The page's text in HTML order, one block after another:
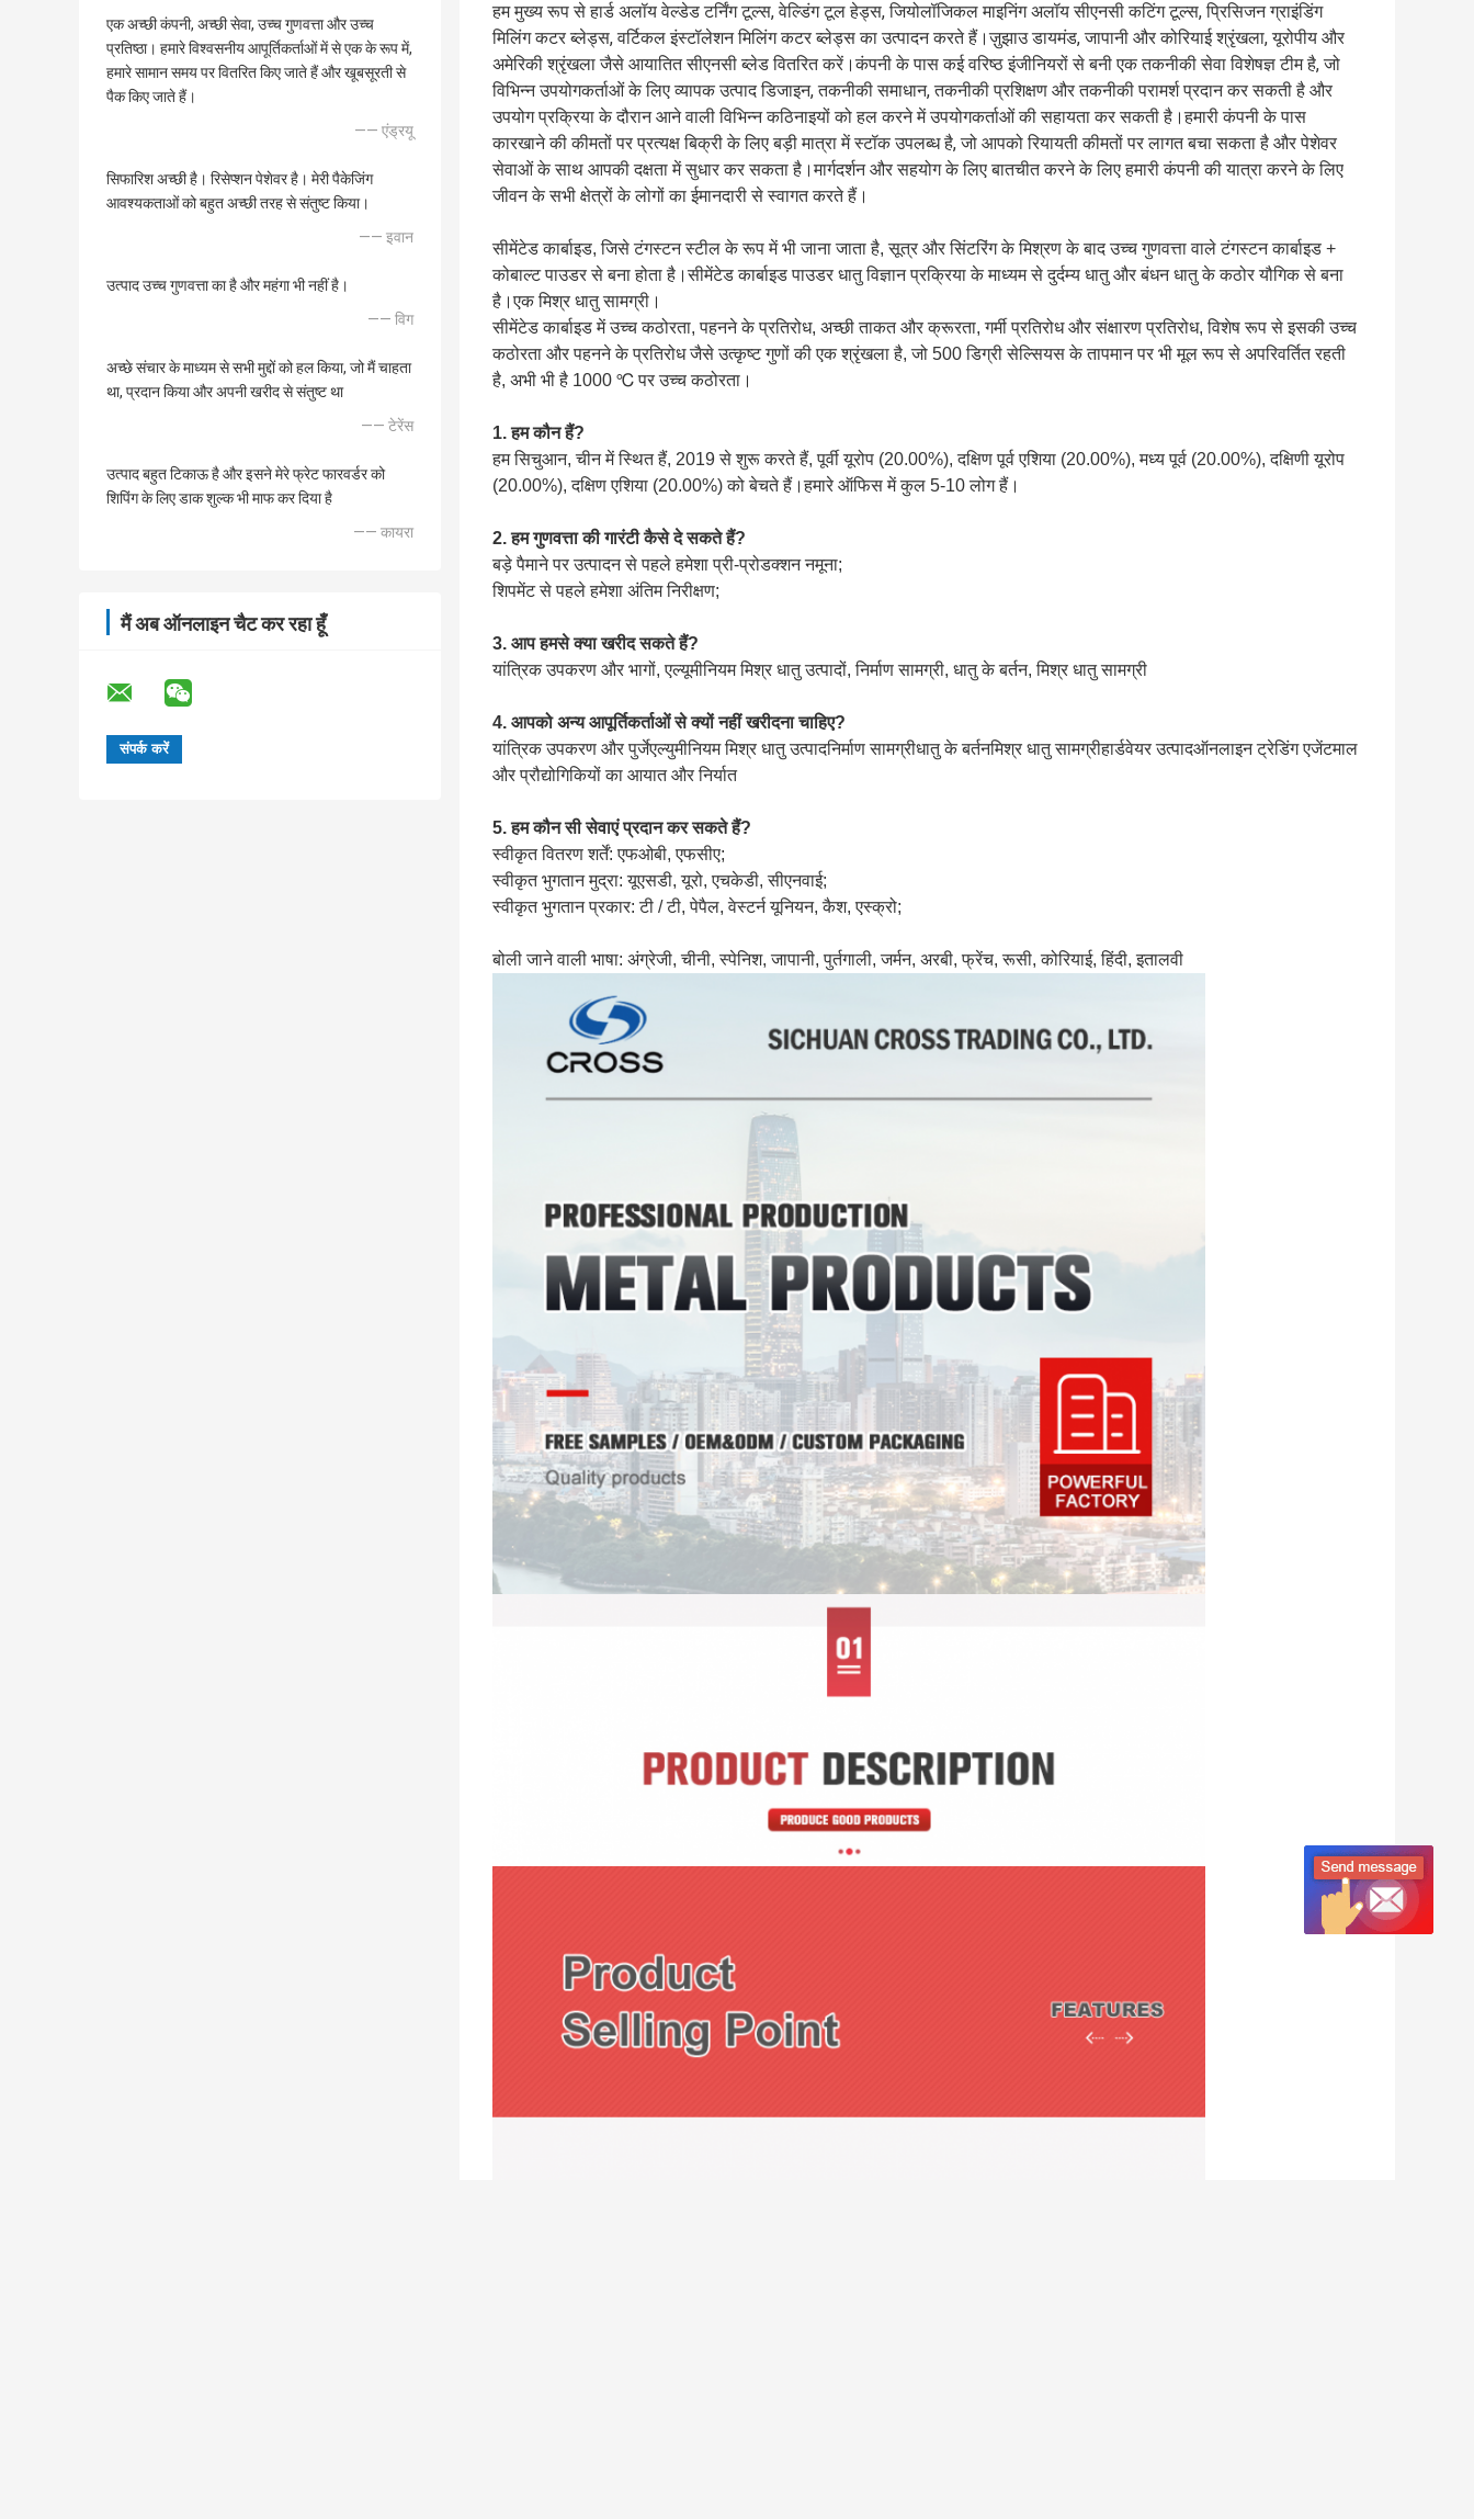
एक अच्छी कंपनी, अच्छी सेवा, उच्च गुणवत्ता और उच्च
प्रतिष्ठा। हमारे विश्वसनीय आपूर्तिकर्ताओं में से एक के रूप में,
हमारे सामान समय पर वितरित किए जाते हैं और खूबसूरती से
पैक किए जाते हैं।
—— एंड्रयू
सिफारिश अच्छी है। रिसेप्शन पेशेवर है। मेरी पैकेजिंग
आवश्यकताओं को बहुत अच्छी तरह से संतुष्ट किया।
—— इवान
उत्पाद उच्च गुणवत्ता का है और महंगा भी नहीं है।
—— विग
अच्छे संचार के माध्यम से सभी मुद्दों को हल किया, जो मैं चाहता
था, प्रदान किया और अपनी खरीद से संतुष्ट था
—— टेरेंस
उत्पाद बहुत टिकाऊ है और इसने मेरे फ्रेट फारवर्डर को
शिपिंग के लिए डाक शुल्क भी माफ कर दिया है
—— कायरा
मैं अब ऑनलाइन चैट कर रहा हूँ
हम मुख्य रूप से हार्ड अलॉय वेल्डेड टर्निंग टूल्स, वेल्डिंग टूल हेड्स, जियोलॉजिकल माइनिंग अलॉय सीएनसी कटिंग टूल्स, प्रिसिजन ग्राइंडिंग
मिलिंग कटर ब्लेड्स, वर्टिकल इंस्टॉलेशन मिलिंग कटर ब्लेड्स का उत्पादन करते हैं।ज़ुझाउ डायमंड, जापानी और कोरियाई श्रृंखला, यूरोपीय और
अमेरिकी श्रृंखला जैसे आयातित सीएनसी ब्लेड वितरित करें।कंपनी के पास कई वरिष्ठ इंजीनियरों से बनी एक तकनीकी सेवा विशेषज्ञ टीम है, जो
विभिन्न उपयोगकर्ताओं के लिए व्यापक उत्पाद डिजाइन, तकनीकी समाधान, तकनीकी प्रशिक्षण और तकनीकी परामर्श प्रदान कर सकती है और
उपयोग प्रक्रिया के दौरान आने वाली विभिन्न कठिनाइयों को हल करने में उपयोगकर्ताओं की सहायता कर सकती है।हमारी कंपनी के पास
कारखाने की कीमतों पर प्रत्यक्ष बिक्री के लिए बड़ी मात्रा में स्टॉक उपलब्ध है, जो आपको रियायती कीमतों पर लागत बचा सकता है और पेशेवर
सेवाओं के साथ आपकी दक्षता में सुधार कर सकता है।मार्गदर्शन और सहयोग के लिए बातचीत करने के लिए हमारी कंपनी की यात्रा करने के लिए
जीवन के सभी क्षेत्रों के लोगों का ईमानदारी से स्वागत करते हैं।
सीमेंटेड कार्बाइड, जिसे टंगस्टन स्टील के रूप में भी जाना जाता है, सूत्र और सिंटरिंग के मिश्रण के बाद उच्च गुणवत्ता वाले टंगस्टन कार्बाइड +
कोबाल्ट पाउडर से बना होता है।सीमेंटेड कार्बाइड पाउडर धातु विज्ञान प्रक्रिया के माध्यम से दुर्दम्य धातु और बंधन धातु के कठोर यौगिक से बना
है।एक मिश्र धातु सामग्री।
सीमेंटेड कार्बाइड में उच्च कठोरता, पहनने के प्रतिरोध, अच्छी ताकत और क्रूरता, गर्मी प्रतिरोध और संक्षारण प्रतिरोध, विशेष रूप से इसकी उच्च
कठोरता और पहनने के प्रतिरोध जैसे उत्कृष्ट गुणों की एक श्रृंखला है, जो 500 डिग्री सेल्सियस के तापमान पर भी मूल रूप से अपरिवर्तित रहती
है, अभी भी है 1000 ℃ पर उच्च कठोरता।
1. हम कौन हैं?
हम सिचुआन, चीन में स्थित हैं, 2019 से शुरू करते हैं, पूर्वी यूरोप (20.00%), दक्षिण पूर्व एशिया (20.00%), मध्य पूर्व (20.00%), दक्षिणी यूरोप
(20.00%), दक्षिण एशिया (20.00%) को बेचते हैं।हमारे ऑफिस में कुल 5-10 लोग हैं।
2. हम गुणवत्ता की गारंटी कैसे दे सकते हैं?
बड़े पैमाने पर उत्पादन से पहले हमेशा प्री-प्रोडक्शन नमूना;
शिपमेंट से पहले हमेशा अंतिम निरीक्षण;
3. आप हमसे क्या खरीद सकते हैं?
यांत्रिक उपकरण और भागों, एल्यूमीनियम मिश्र धातु उत्पादों, निर्माण सामग्री, धातु के बर्तन, मिश्र धातु सामग्री
4. आपको अन्य आपूर्तिकर्ताओं से क्यों नहीं खरीदना चाहिए?
यांत्रिक उपकरण और पुर्जेएल्युमीनियम मिश्र धातु उत्पादनिर्माण सामग्रीधातु के बर्तनमिश्र धातु सामग्रीहार्डवेयर उत्पादऑनलाइन ट्रेडिंग एजेंटमाल
और प्रौद्योगिकियों का आयात और निर्यात
5. हम कौन सी सेवाएं प्रदान कर सकते हैं?
स्वीकृत वितरण शर्तें: एफओबी, एफसीए;
स्वीकृत भुगतान मुद्रा: यूएसडी, यूरो, एचकेडी, सीएनवाई;
स्वीकृत भुगतान प्रकार: टी / टी, पेपैल, वेस्टर्न यूनियन, कैश, एस्क्रो;
बोली जाने वाली भाषा: अंग्रेजी, चीनी, स्पेनिश, जापानी, पुर्तगाली, जर्मन, अरबी, फ्रेंच, रूसी, कोरियाई, हिंदी, इतालवी